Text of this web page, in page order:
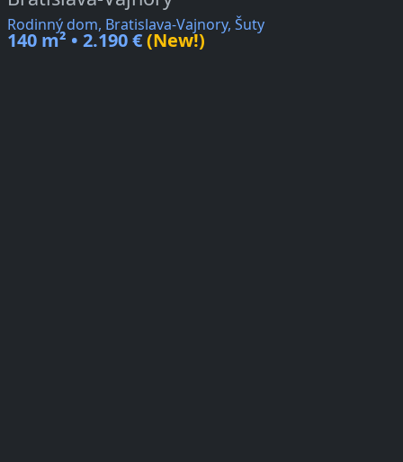
Rodinný dom, Bratislava-Vajnory, Šuty
140 m² • 2.190 €(New!)